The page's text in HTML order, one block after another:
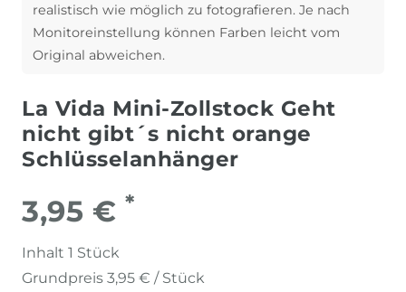
realistisch wie möglich zu fotografieren. Je nach
Monitoreinstellung können Farben leicht vom
Original abweichen.
La Vida Mini-Zollstock Geht
nicht gibt´s nicht orange
Schlüsselanhänger
3,95 € *
Inhalt 1 Stück
Grundpreis 3,95 € / Stück